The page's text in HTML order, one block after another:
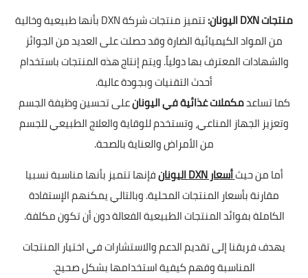
منتجات DXN اليونان:
تتميز منتجات شركة DXN بأنها طبيعية وخالية
من المواد الكيميائية الضارة وقد حصلت على العديد من الجوائز
والشهادات المعترف بها دولياً. ويتم إنتاج هذه المنتجات باستخدام
أحدث التقنيات وبجودة عالية.
كما تساعدمكملات غذائية في اليونانعلى تحسين وظيفة الجسم
وتعزيز الجهاز المناعي، وتستخدم للوقاية والعلاج الطبيعي للجسم
من الأمراض والعناية بالصحة.
أما من حيثأسعار DXN اليونان
فإنها تتميز بأنها مناسبة نسبيا
مقارنة بأسعار المنتجات المحلية. وبالتالي يمكنهم الإستفادة
الكاملة بفوائد المنتجات الطبيعية الفعالة دون أن تكون مكلفة.
يهدف فريقنا إلى تقديم الدعم والاستشارات في اختيار المنتجات
المناسبة وفهم كيفية استخدامها بشكل صحيح.